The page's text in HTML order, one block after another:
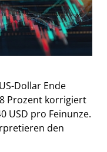
Dollar Ende
Prozent korrigiert
USD pro Feinunze.
den